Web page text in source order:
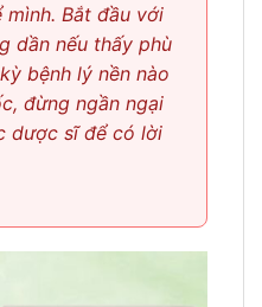
mình. Bắt đầu với
dần nếu thấy phù
bệnh lý nền nào
đừng ngần ngại
dược sĩ để có lời